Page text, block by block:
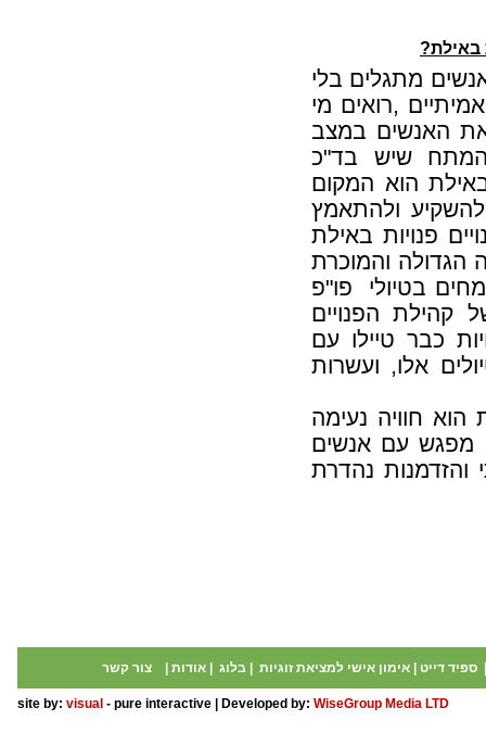
באילת?
מתגלים בלי
,רואים מי
את האנשים במצב
שיש בד"כ
באילת הוא המקום
להשקיע ולהתאמץ
פנויות באילת
והמוכרת
בטיולי פו"פ
קהילת הפנויים
כבר טיילו עם
אלו, ועשרות
הוא חוויה נעימה
מפגש עם אנשים
נהדרת
ספיד דייט אימון אישי למציאת זוגיות בלוג אודות צור קשר
site by: visual - pure interactive | Developed by: WiseGroup Media LTD